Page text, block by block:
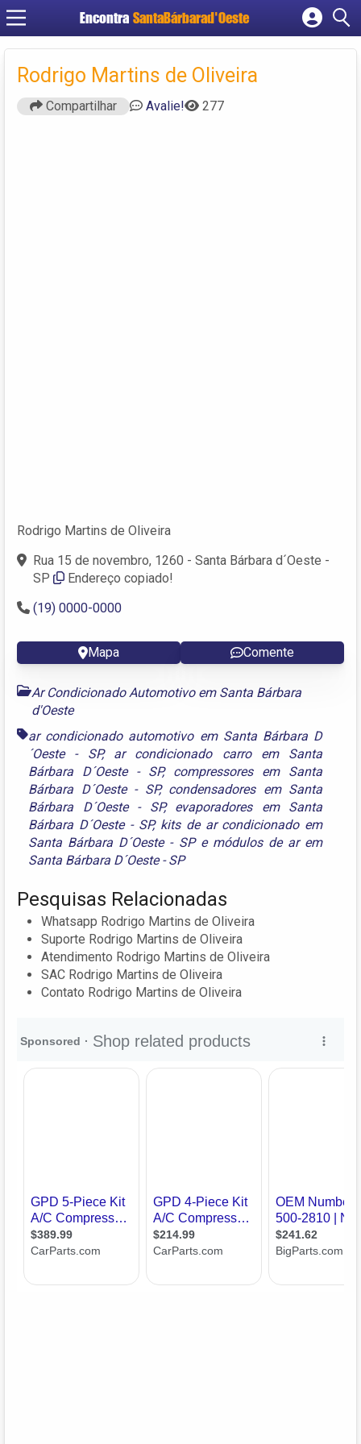
Encontra SantaBárbarad'Oeste
Cadastrar empresa
Criar conta
Rodrigo Martins de Oliveira
Compartilhar Avalie! 277
Rodrigo Martins de Oliveira
Rua 15 de novembro, 1260 - Santa Bárbara d´Oeste -
SP
Endereço copiado!
(19) 0000-0000
Mapa Comente
Ar Condicionado Automotivo em Santa Bárbara
d'Oeste
ar condicionado automotivo em Santa Bárbara D
´Oeste - SP, ar condicionado carro em Santa
Bárbara D´Oeste - SP, compressores em Santa
Bárbara D´Oeste - SP, condensadores em Santa
Bárbara D´Oeste - SP, evaporadores em Santa
Bárbara D´Oeste - SP, kits de ar condicionado em
Santa Bárbara D´Oeste - SPe módulos de ar em
Santa Bárbara D´Oeste - SP
Pesquisas Relacionadas
Whatsapp Rodrigo Martins de Oliveira
Suporte Rodrigo Martins de Oliveira
Atendimento Rodrigo Martins de Oliveira
SAC Rodrigo Martins de Oliveira
Contato Rodrigo Martins de Oliveira